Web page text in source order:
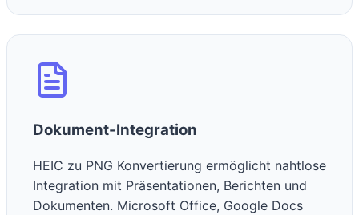
Dokument-Integration
HEIC zu PNG Konvertierung ermöglicht nahtlose
Integration mit Präsentationen, Berichten und
Dokumenten. Microsoft Office, Google Docs